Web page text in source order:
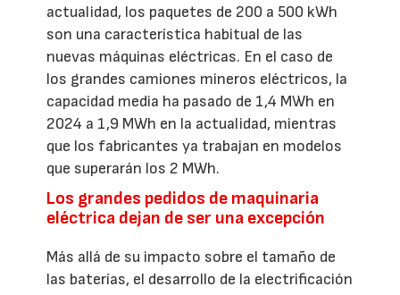
actualidad, los paquetes de 200 a 500 kWh
son una característica habitual de las
nuevas máquinas eléctricas. En el caso de
los grandes camiones mineros eléctricos, la
capacidad media ha pasado de 1,4 MWh en
2024 a 1,9 MWh en la actualidad, mientras
que los fabricantes ya trabajan en modelos
que superarán los 2 MWh.
Los grandes pedidos de maquinaria
eléctrica dejan de ser una excepción
Más allá de su impacto sobre el tamaño de
las baterías, el desarrollo de la electrificación